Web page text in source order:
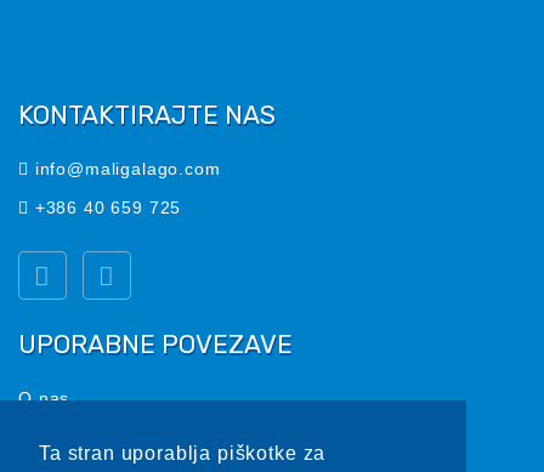
Ta stran uporablja piškotke za
KONTAKTIRAJTE NAS
info@maligalago.com
+386 40 659 725
UPORABNE POVEZAVE
O nas